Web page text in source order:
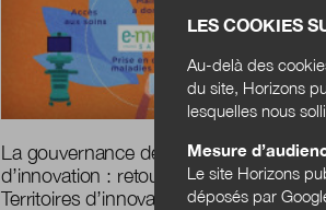
La gouvernance des programmes
d’innovation : retour d’expérience de
Territoires d’innovation en santé
LES COOKIES
Au-delà des
du site, Horizons
lesquelles nous
Mesure
Le site Horizons
déposés par